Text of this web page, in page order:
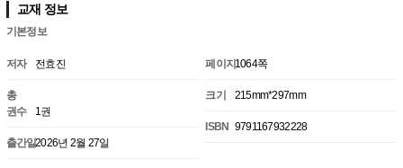
교재 정보
기본정보
저자 전효진
총
권수
1권
출간일2026년 2월 27일
페이지1064쪽
크기 215mm*297mm
ISBN 9791167932228